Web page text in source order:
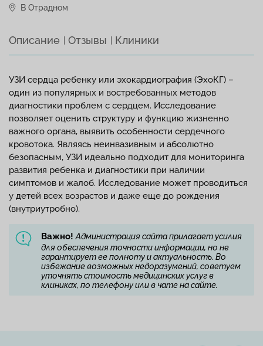
В Отрадном
Описание Отзывы Клиники
УЗИ сердца ребенку или эхокардиография (ЭхоКГ) –
один из популярных и востребованных методов
диагностики проблем с сердцем. Исследование
позволяет оценить структуру и функцию жизненно
важного органа, выявить особенности сердечного
кровотока. Являясь неинвазивным и абсолютно
безопасным, УЗИ идеально подходит для мониторинга
развития ребенка и диагностики при наличии
симптомов и жалоб. Исследование может проводиться
у детей всех возрастов и даже еще до рождения
(внутриутробно).
Важно! Администрация сайта прилагает усилия
для обеспечения точности информации, но не
гарантирует ее полноту и актуальность. Во
избежание возможных недоразумений, советуем
уточнять стоимость медицинских услуг в
клиниках, по телефону или в чате на сайте.